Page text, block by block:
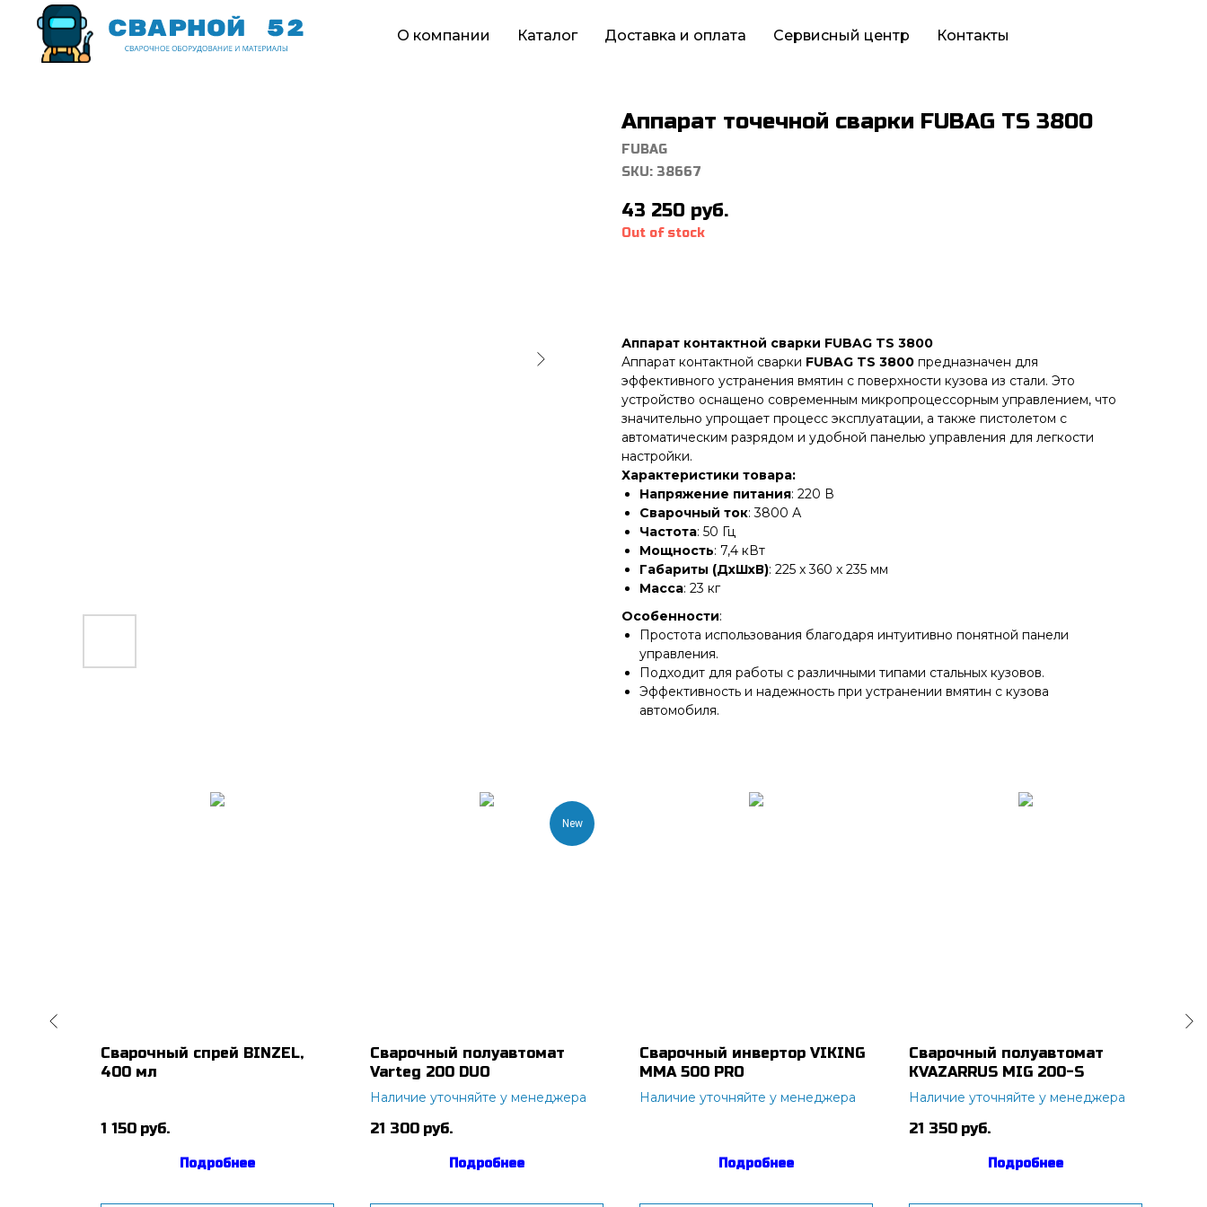
О компании Каталог Доставка и оплата Сервисный центр Контакты
Аппарат точечной сварки FUBAG TS 3800
FUBAG
SKU: 38667
43 250 руб.
Out of stock
Аппарат контактной сварки FUBAG TS 3800
Аппарат контактной сварки FUBAG TS 3800 предназначен для
эффективного устранения вмятин с поверхности кузова из стали. Это
устройство оснащено современным микропроцессорным управлением, что
значительно упрощает процесс эксплуатации, а также пистолетом с
автоматическим разрядом и удобной панелью управления для легкости
настройки.
Характеристики товара:
Напряжение питания: 220 В
Сварочный ток: 3800 А
Частота: 50 Гц
Мощность: 7,4 кВт
Габариты (ДхШхВ): 225 x 360 x 235 мм
Масса: 23 кг
Особенности:
Простота использования благодаря интуитивно понятной панели
управления.
Подходит для работы с различными типами стальных кузовов.
Эффективность и надежность при устранении вмятин с кузова
автомобиля.
Сварочный спрей BINZEL,
400 мл
1 150 руб.
Подробнее
New
Сварочный полуавтомат
Varteg 200 DUO
Наличие уточняйте у менеджера
21 300 руб.
Подробнее
Сварочный инвертор VIKING
ММА 500 PRO
Наличие уточняйте у менеджера
Подробнее
Сварочный полуавтомат
KVAZARRUS MIG 200-S
Наличие уточняйте у менеджера
21 350 руб.
Подробнее